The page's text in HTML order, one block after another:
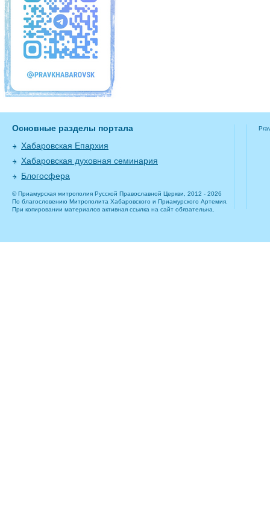
Основные разделы портала
Хабаровская Епархия
Хабаровская духовная семинария
Блогосфера
© Приамурская митрополия Русской Православной Церкви, 2012 - 2026
По благословению Митрополита Хабаровского и Приамурского Артемия.
При копировании материалов активная ссылка на сайт обязательна.